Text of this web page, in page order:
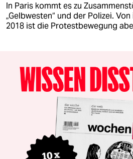
In Paris kommt es zu
„Gelbwesten“ und der Polizei.
2018 ist die Protestbewegung